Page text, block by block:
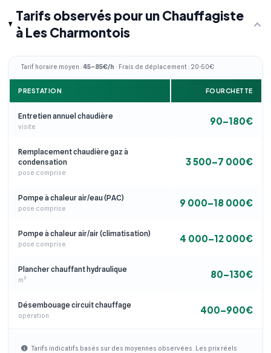
Tarifs observés pour un Chauffagiste
à Les Charmontois
Tarif horaire moyen :45–85€/h · Frais de déplacement : 20-50€
PRESTATION FOURCHETTE
Entretien annuel chaudière
visite 90–180€
Remplacement chaudière gaz à
condensation
pose comprise
3 500–7 000€
Pompe à chaleur air/eau (PAC)
pose comprise 9 000–18 000€
Pompe à chaleur air/air (climatisation)
pose comprise 4 000–12 000€
Plancher chauffant hydraulique
m² 80–130€
Désembouage circuit chauffage
opération 400–900€
Tarifs indicatifs basés sur des moyennes observées. Les prix réels